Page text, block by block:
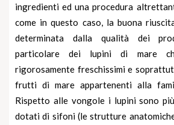
ingredienti ed una procedura
come in questo caso, la buona
determinata dalla qualità dei
particolare dei lupini di mare
rigorosamente freschissimi e
frutti di mare appartenenti alla
Rispetto alle vongole i lupini sono
dotati di sifoni (le strutture